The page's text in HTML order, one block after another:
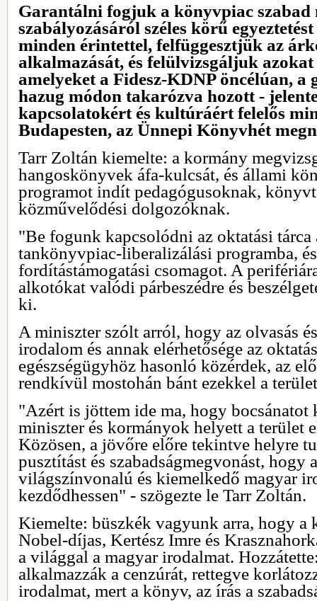
Garantálni fogjuk a könyvpiac szabad
szabályozásáról széles körű
minden érintettel, felfüggesztjük az
alkalmazását, és felülvizsgáljuk
amelyeket a Fidesz-KDNP öncélúan, a
hazug módon takarózva hozott -
kapcsolatokért és kultúráért felelős
Budapesten, az Ünnepi Könyvhét
Tarr Zoltán kiemelte: a kormány
hangoskönyvek áfa-kulcsát, és állami
programot indít pedagógusoknak,
közművelődési dolgozóknak.
"Be fogunk kapcsolódni az oktatási
tankönyvpiac-liberalizálási programba,
fordítástámogatási csomagot. A
alkotókat valódi párbeszédre és
ki.
A miniszter szólt arról, hogy az olvasás
irodalom és annak elérhetősége az
egészségügyhöz hasonló közérdek, az
rendkívül mostohán bánt ezekkel a
"Azért is jöttem ide ma, hogy bocsánatot
miniszter és kormányok helyett a terület
Közösen, a jövőre előre tekintve helyre
pusztítást és szabadságmegvonást, hogy
világszínvonalú és kiemelkedő magyar
kezdődhessen" - szögezte le Tarr Zoltán.
Kiemelte: büszkék vagyunk arra, hogy a
Nobel-díjas, Kertész Imre és
a világgal a magyar irodalmat.
alkalmazzák a cenzúrát, rettegve
irodalmat, mert a könyv, az írás a